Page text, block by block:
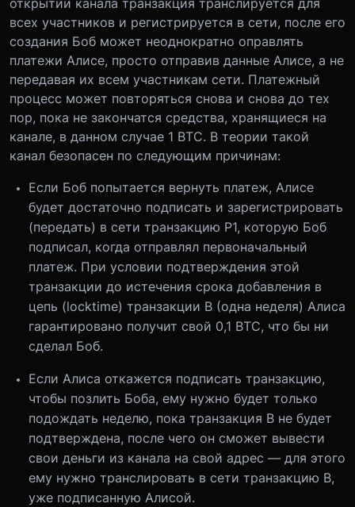
открытии канала транзакция транслируется для
всех участников и регистрируется в сети, после его
создания Боб может неоднократно оправлять
платежи Алисе, просто отправив данные Алисе, а не
передавая их всем участникам сети. Платежный
процесс может повторяться снова и снова до тех
пор, пока не закончатся средства, хранящиеся на
канале, в данном случае 1 BTC. В теории такой
канал безопасен по следующим причинам:
Если Боб попытается вернуть платеж, Алисе
будет достаточно подписать и зарегистрировать
(передать) в сети транзакцию P1, которую Боб
подписал, когда отправлял первоначальный
платеж. При условии подтверждения этой
транзакции до истечения срока добавления в
цепь (locktime) транзакции B (одна неделя) Алиса
гарантировано получит свой 0,1 BTC, что бы ни
сделал Боб.
Если Алиса откажется подписать транзакцию,
чтобы позлить Боба, ему нужно будет только
подождать неделю, пока транзакция В не будет
подтверждена, после чего он сможет вывести
свои деньги из канала на свой адрес — для этого
ему нужно транслировать в сети транзакцию B,
уже подписанную Алисой.